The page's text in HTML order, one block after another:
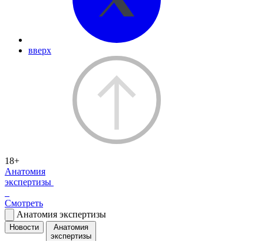
вверх
18+
Анатомия
экспертизы
Смотреть
Анатомия экспертизы
Новости
Анатомия
экспертизы